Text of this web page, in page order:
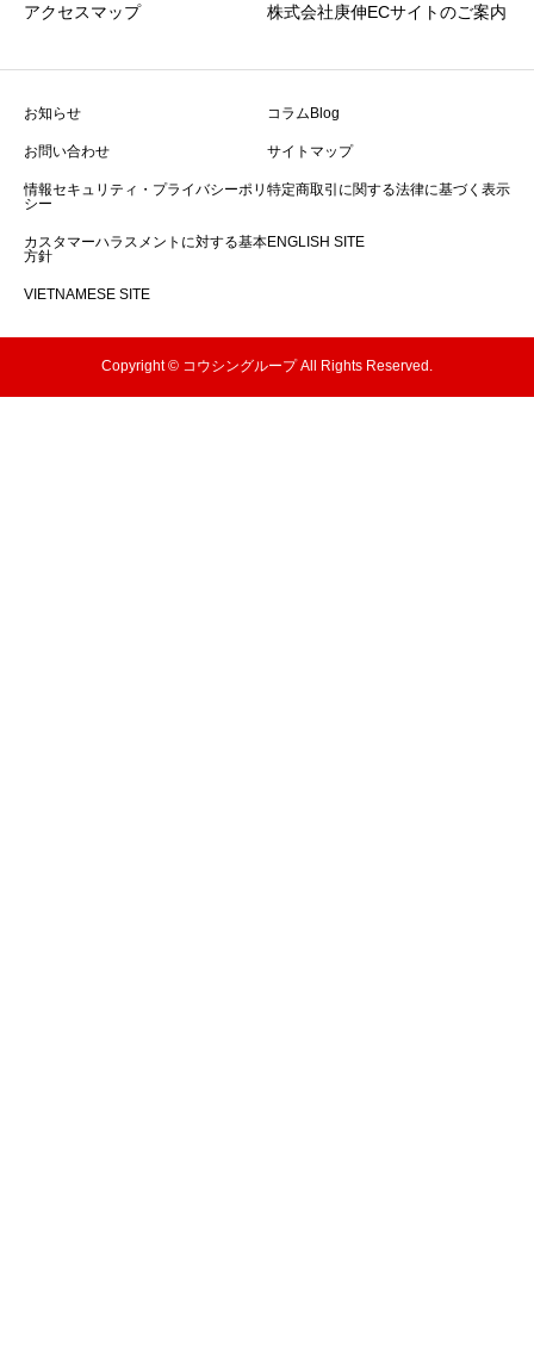
アクセスマップ
株式会社庚伸ECサイトのご案内
お知らせ コラムBlog
お問い合わせ サイトマップ
情報セキュリティ・プライバシーポリ
シー
特定商取引に関する法律に基づく表示
カスタマーハラスメントに対する基本
方針
ENGLISH SITE
VIETNAMESE SITE
Copyright © コウシングループ All Rights Reserved.